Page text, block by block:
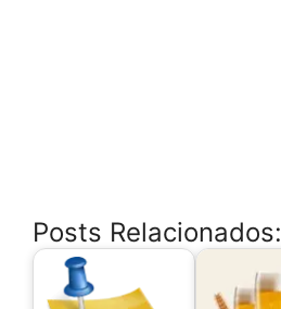
Posts Relacionados: